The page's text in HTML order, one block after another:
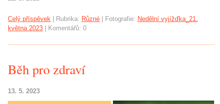
Celý příspěvek Rubrika: Různé Fotografie: Nedělní vyjížďka_21.
května 2023
Komentářů: 0
Běh pro zdraví
13. 5. 2023